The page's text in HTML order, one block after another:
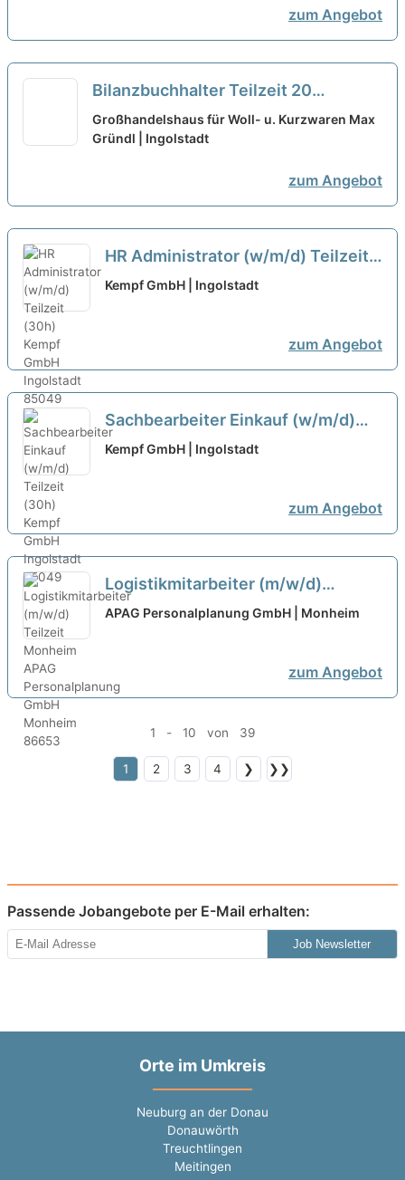
zum Angebot
Bilanzbuchhalter Teilzeit 20
Std./Woche (m/w/d) neu
Großhandelshaus für Woll- u. Kurzwaren Max
Gründl | Ingolstadt
zum Angebot
HR Administrator (w/m/d) Teilzeit
(30h) neu
Kempf GmbH | Ingolstadt
zum Angebot
Sachbearbeiter Einkauf (w/m/d)
Teilzeit (30h) neu
Kempf GmbH | Ingolstadt
zum Angebot
Logistikmitarbeiter (m/w/d)
Teilzeit Monheim neu
APAG Personalplanung GmbH | Monheim
zum Angebot
1 - 10 von 39
1 2 3 4 ❯ ❯❯
Passende Jobangebote per E-Mail erhalten:
Job Newsletter
Orte im Umkreis
Neuburg an der Donau
Donauwörth
Treuchtlingen
Meitingen